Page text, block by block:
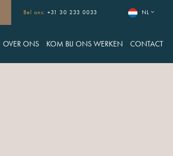
NL
Bel ons: +31 30 233 0033
OVER ONS KOM BIJ ONS WERKEN CONTACT